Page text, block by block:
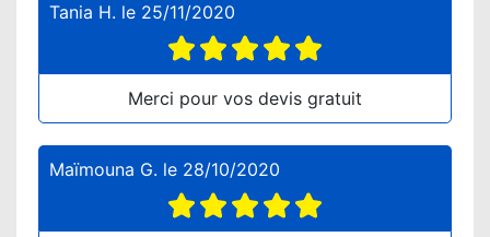
Tania H. le 25/11/2020
Merci pour vos devis gratuit
Maïmouna G. le 28/10/2020